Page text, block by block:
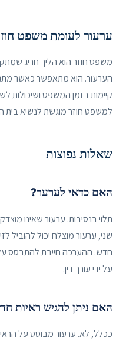
ערעור לעומת משפט
משפט חוזר הוא הליך חריג
הערעור. הוא מתאפשר כאשר
קיימות בזמן המשפט ושיכולות
למשפט חוזר מוגשת לנשיא בית
שאלות נפוצות
האם כדאי לערער?
תלוי בנסיבות. ערעור שאינו
שני, ערעור מוצלח יכול להוביל
חדש. ההערכה חייבת להתבסס
על ידי עורך דין.
האם ניתן להגיש ראיות
ככלל, לא. ערעור מבוסס על